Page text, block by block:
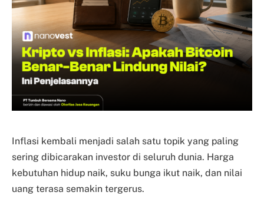
Inflasi kembali menjadi salah satu topik yang paling
sering dibicarakan investor di seluruh dunia. Harga
kebutuhan hidup naik, suku bunga ikut naik, dan nilai
uang terasa semakin tergerus.